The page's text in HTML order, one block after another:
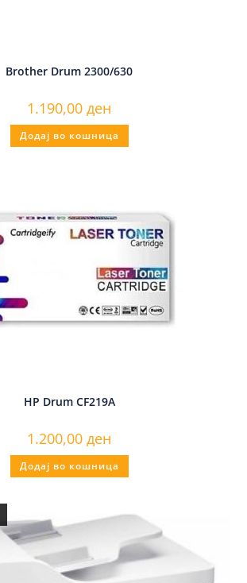
Brother Drum 2300/630
1.190,00 ден
Додај во кошница
HP Drum CF219A
1.200,00 ден
Додај во кошница